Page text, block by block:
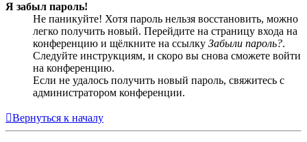
Я забыл пароль!
Не паникуйте! Хотя пароль нельзя восстановить, можно
легко получить новый. Перейдите на страницу входа на
конференцию и щёлкните на ссылку Забыли пароль?.
Следуйте инструкциям, и скоро вы снова сможете войти
на конференцию.
Если не удалось получить новый пароль, свяжитесь с
администратором конференции.
Вернуться к началу